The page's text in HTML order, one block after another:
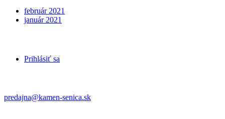
február 2021
január 2021
Prihlásiť sa
predajna@kamen-senica.sk